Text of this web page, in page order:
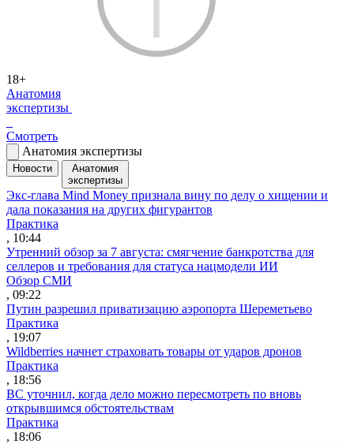
18+
Анатомия
экспертизы
Смотреть
Анатомия экспертизы
Новости
Анатомия
экспертизы
Экс-глава Mind Money признала вину по делу о хищении и
дала показания на других фигурантов
Практика
, 10:44
Утренний обзор за 7 августа: смягчение банкротства для
селлеров и требования для статуса нацмодели ИИ
Обзор СМИ
, 09:22
Путин разрешил приватизацию аэропорта Шереметьево
Практика
, 19:07
Wildberries начнет страховать товары от ударов дронов
Практика
, 18:56
ВС уточнил, когда дело можно пересмотреть по вновь
открывшимся обстоятельствам
Практика
, 18:06